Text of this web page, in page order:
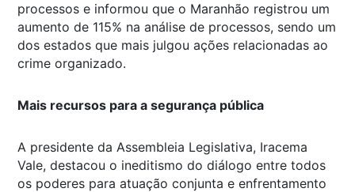
processos e informou que o Maranhão registrou um
aumento de 115% na análise de processos, sendo um
dos estados que mais julgou ações relacionadas ao
crime organizado.
Mais recursos para a segurança pública
A presidente da Assembleia Legislativa, Iracema
Vale, destacou o ineditismo do diálogo entre todos
os poderes para atuação conjunta e enfrentamento